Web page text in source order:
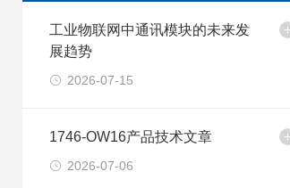
工业物联网中通讯模块的未来发
展趋势
2026-07-15
1746-OW16产品技术文章
2026-07-06